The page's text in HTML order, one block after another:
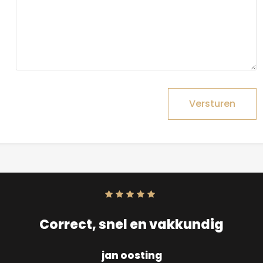
Versturen
10
Correct, snel en vakkundig
jan oosting